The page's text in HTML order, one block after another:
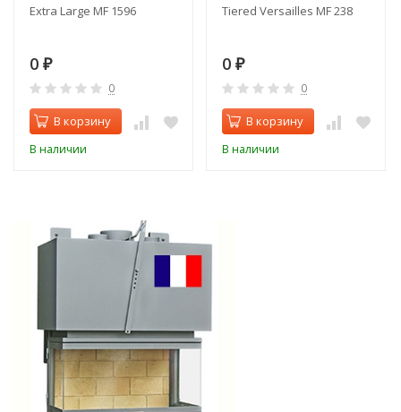
Extra Large MF 1596
0 ₽
0
В корзину
В наличии
Tiered Versailles MF 238
0 ₽
0
В корзину
В наличии